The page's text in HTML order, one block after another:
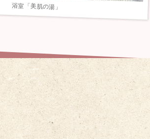
浴室「美肌の湯」